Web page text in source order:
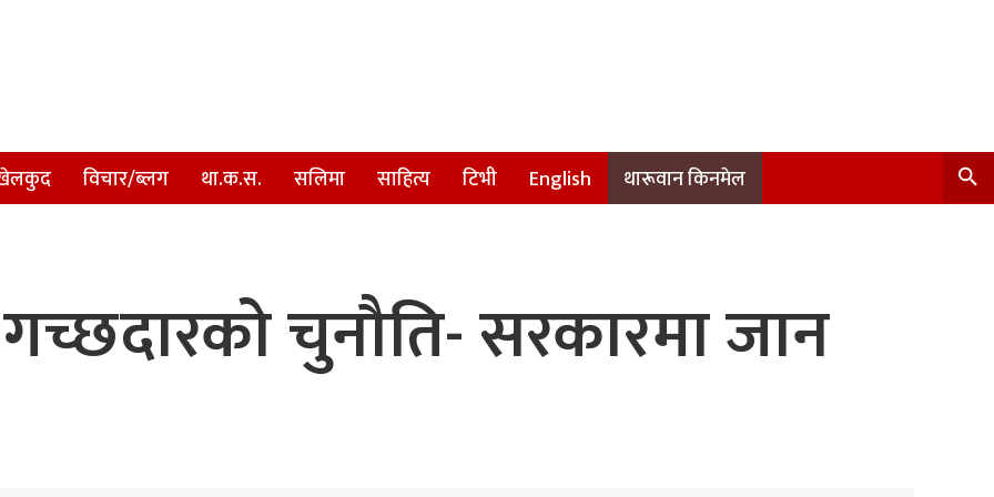
विचार/ब्लग था.क.स. सलिमा साहित्य टिभी English थारूवान किनमेल
चुनौति- सरकारमा जान